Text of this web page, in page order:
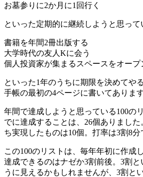
お墓参りに2か月に1回行く
といった定期的に継続しようと思って
書籍を年間2冊出版する
大学時代の友人Kに会う
個人投資家が集まるスペースをオープ
といった1年のうちに期限を決めてや
手帳の最初の4ページに書いてあります
年間で達成しようと思っている100の
でに達成することは、26個ありました
ち実現したものは10個。打率は3割8分
この100のリストは、毎年年初に作成
達成できるのはナゼか3割前後。3割
うに見えるかもしれませんが、3割と